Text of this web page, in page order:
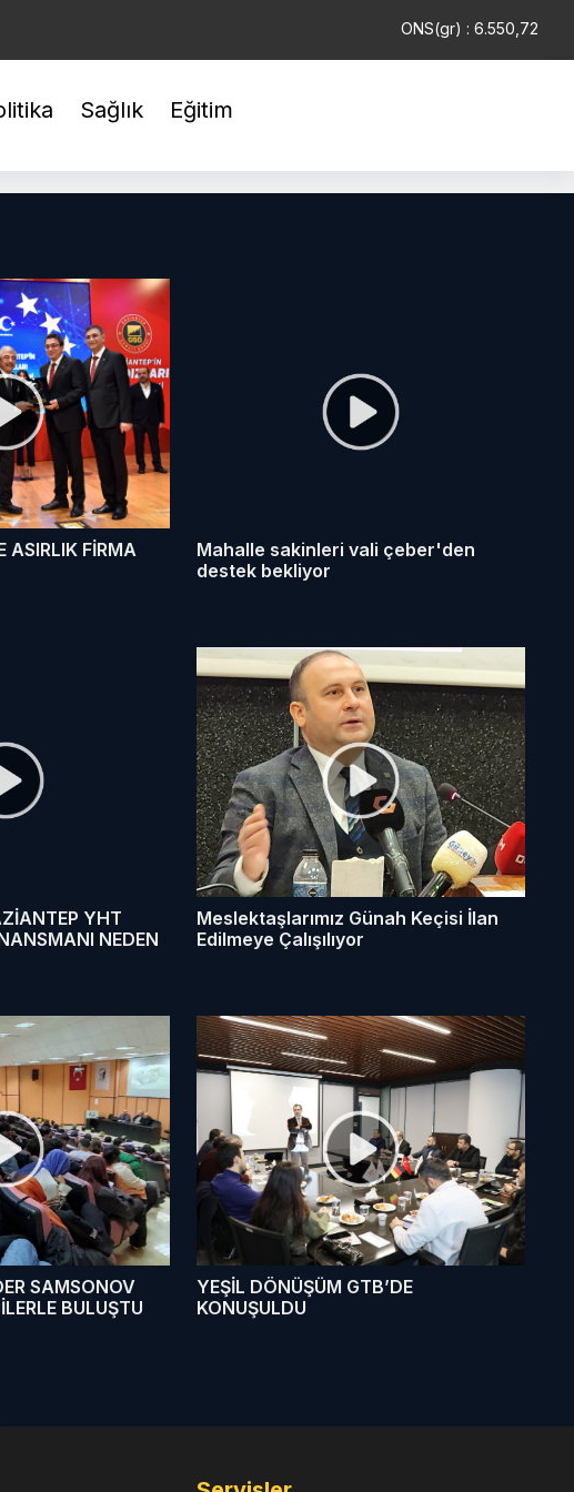
ONS(gr) : 6.550,72
Sağlık Eğitim
ASIRLIK FİRMA
Mahalle sakinleri vali çeber'den
destek bekliyor
YHT
NEDEN
Meslektaşlarımız Günah Keçisi İlan
Edilmeye Çalışılıyor
SAMSONOV
BULUŞTU
YEŞİL DÖNÜŞÜM GTB’DE
KONUŞULDU